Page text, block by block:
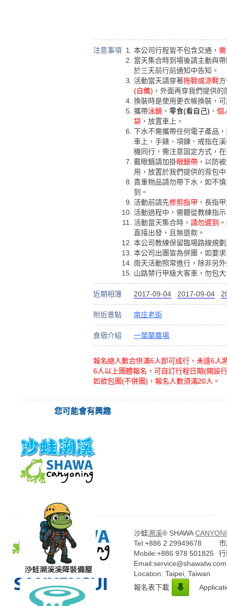
注意事項 本公司行程皆不包含交通，
當天集合時到場後請主動與
於三天前行前通知中告知。
活動當天請穿著拖鞋或涼鞋
(自備) ，外面再穿我們提供的
換裝時是使用更衣帳換裝，
攜帶泳鏡 、 零食(看自己) 、 個
袋 ，放置車上。
下水不需攜帶任何電子產品
車上，手錶、項鍊、戒指在
機同行，需注意固定方式，
戴眼鏡請加掛眼鏡帶 ，以防
用，放置於我們提供的背包
貴重物品請勿帶下水，如不
到。
活動前請先修剪指甲 ，長指
活動過程中，需聽從教練指
活動當天集合時， 請勿遲到
直接出發，且無退款。
本公司教練保留臨場路線規
本公司出團皆為併團，如要
雨天活動照常進行，除非另
山路禁行甲級大客車，勿包
近期相簿 2017-09-04 2017-09-04
附近景點 南庄老街
食宿介紹 一葉蘭農場
報名總人數合併滿6人即可成行，未達6人
6人以上團體報名，可自訂行程日期(開設
如欲包團(不併團)，報名人數須滿20人。
您可能會有興趣
沙蛙溯溪® SHAWA
Tel:+886 2 29949678
Mobile:+886 978 501825
Email:service@shawatw.com
Location: Taipei, Taiwan
報名表下載